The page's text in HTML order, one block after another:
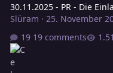
30.11.2025 - PR - Die
Slüram · 25. November
19 comments